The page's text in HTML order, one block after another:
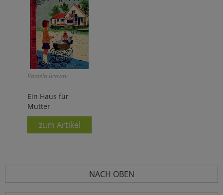
Pamela Brown:
Ein Haus für
Mutter
zum Artikel
NACH OBEN